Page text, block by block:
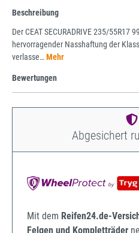
Beschreibung
Der CEAT SECURADRIVE 235/55R17
hervorragender Nasshaftung der
verlasse…Mehr
Bewertungen
Abgesichert
Mit dem Reifen24.de-
Felgen und Kompletträder